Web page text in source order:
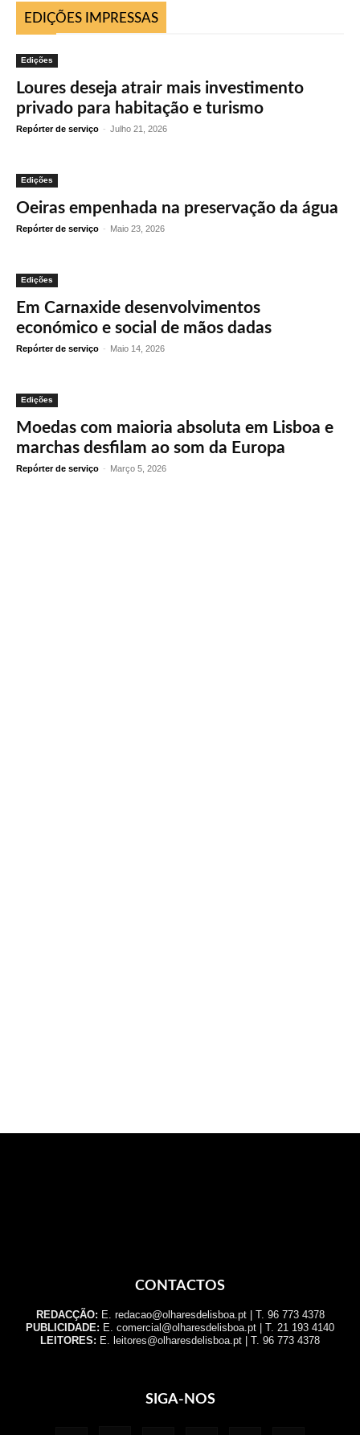
EDIÇÕES IMPRESSAS
Edições
Loures deseja atrair mais investimento
privado para habitação e turismo
Repórter de serviço - Julho 21, 2026
Edições
Oeiras empenhada na preservação da água
Repórter de serviço - Maio 23, 2026
Edições
Em Carnaxide desenvolvimentos
económico e social de mãos dadas
Repórter de serviço - Maio 14, 2026
Edições
Moedas com maioria absoluta em Lisboa e
marchas desfilam ao som da Europa
Repórter de serviço - Março 5, 2026
CONTACTOS
REDACÇÃO: E. redacao@olharesdelisboa.pt | T. 96 773 4378
PUBLICIDADE: E. comercial@olharesdelisboa.pt | T. 21 193 4140
LEITORES: E. leitores@olharesdelisboa.pt | T. 96 773 4378
SIGA-NOS